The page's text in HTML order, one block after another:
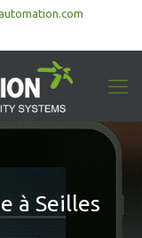
à Seilles